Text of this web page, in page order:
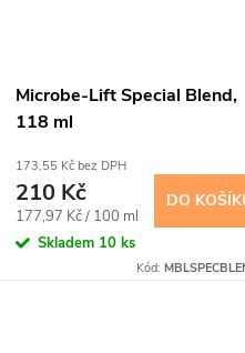
Microbe-Lift Special Blend,
118 ml
173,55 Kč bez DPH
210 Kč
Měrná
cena:
177,97 Kč / 100 ml
Skladem 10 ks
DO
Kód: